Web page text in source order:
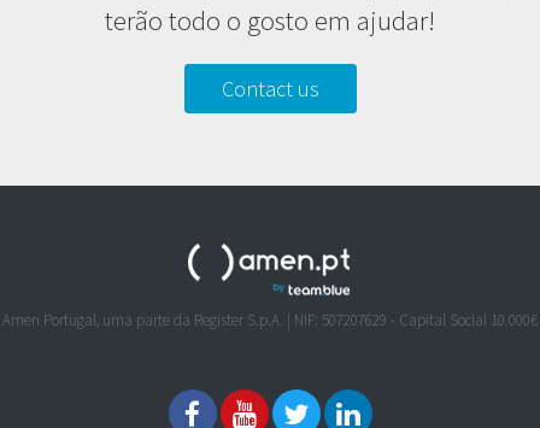
terão todo o gosto em ajudar!
Contact us
Amen Portugal, uma parte da Register S.p.A. | NIF: 507207629 - Capital Social 10.000€